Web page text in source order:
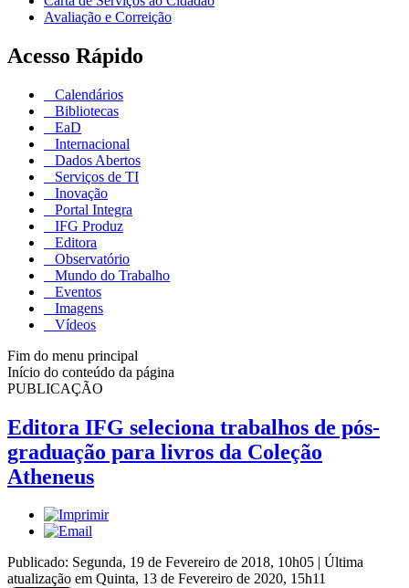
Avaliação e Correição
Acesso Rápido
Calendários
Bibliotecas
EaD
Internacional
Dados Abertos
Serviços de TI
Inovação
Portal Integra
IFG Produz
Editora
Observatório
Mundo do Trabalho
Eventos
Imagens
Vídeos
Fim do menu principal
Início do conteúdo da página
PUBLICAÇÃO
Editora IFG seleciona trabalhos de pós-
graduação para livros da Coleção
Atheneus
Publicado: Segunda, 19 de Fevereiro de 2018, 10h05 | Última
atualização em Quinta, 13 de Fevereiro de 2020, 15h11